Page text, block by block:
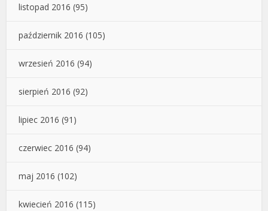
listopad 2016 (95)
październik 2016 (105)
wrzesień 2016 (94)
sierpień 2016 (92)
lipiec 2016 (91)
czerwiec 2016 (94)
maj 2016 (102)
kwiecień 2016 (115)